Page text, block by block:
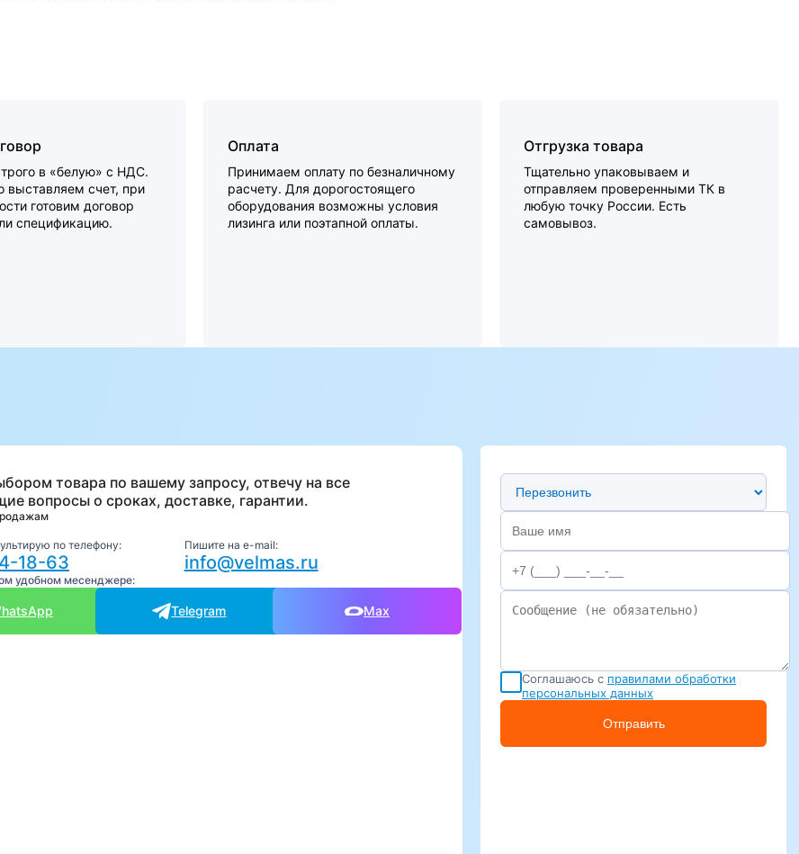
в «белую» с НДС.
выставляем счет, при
готовим договор
спецификацию.
Оплата
Принимаем оплату по безналичному
расчету. Для дорогостоящего
оборудования возможны условия
лизинга или поэтапной оплаты.
Отгрузка товара
Тщательно упаковываем и
отправляем проверенными ТК в
любую точку России. Есть
самовывоз.
товара по вашему запросу, отвечу на все
вопросы о сроках, доставке, гарантии.
по телефону:
18-63
Пишите на e-mail:
info@velmas.ru
удобном месенджере:
Telegram Max
Предпочтительный способ связи
Соглашаюсь с правилами обработки
персональных данных
Отправить